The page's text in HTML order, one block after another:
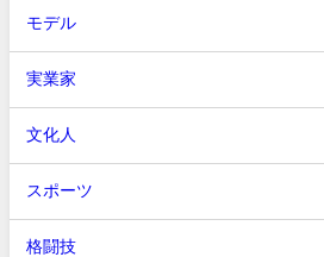
モデル
実業家
文化人
スポーツ
格闘技